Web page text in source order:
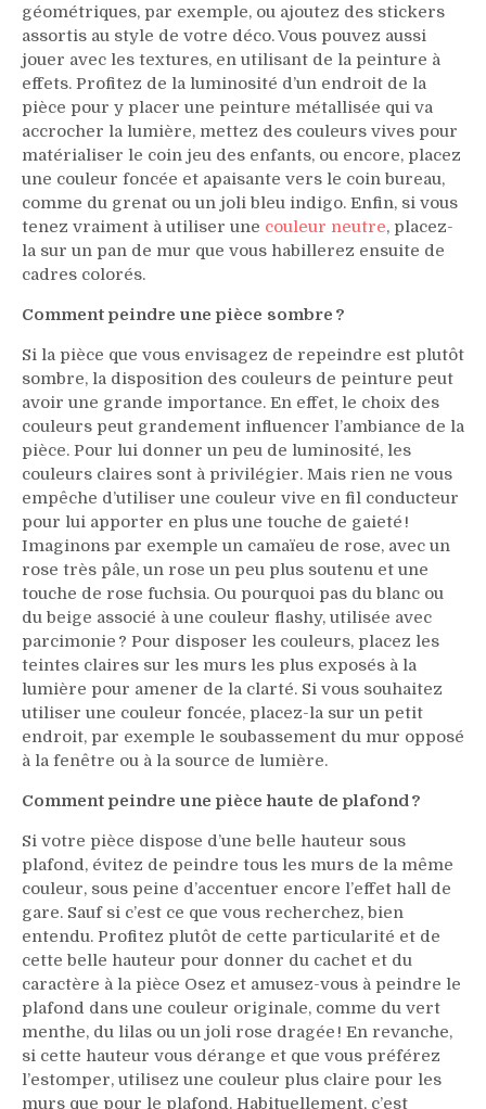
géométriques, par exemple, ou ajoutez des stickers
assortis au style de votre déco. Vous pouvez aussi
jouer avec les textures, en utilisant de la peinture à
effets. Profitez de la luminosité d’un endroit de la
pièce pour y placer une peinture métallisée qui va
accrocher la lumière, mettez des couleurs vives pour
matérialiser le coin jeu des enfants, ou encore, placez
une couleur foncée et apaisante vers le coin bureau,
comme du grenat ou un joli bleu indigo. Enfin, si vous
tenez vraiment à utiliser une couleur neutre, placez-
la sur un pan de mur que vous habillerez ensuite de
cadres colorés.
Comment peindre une pièce sombre ?
Si la pièce que vous envisagez de repeindre est plutôt
sombre, la disposition des couleurs de peinture peut
avoir une grande importance. En effet, le choix des
couleurs peut grandement influencer l’ambiance de la
pièce. Pour lui donner un peu de luminosité, les
couleurs claires sont à privilégier. Mais rien ne vous
empêche d’utiliser une couleur vive en fil conducteur
pour lui apporter en plus une touche de gaieté !
Imaginons par exemple un camaïeu de rose, avec un
rose très pâle, un rose un peu plus soutenu et une
touche de rose fuchsia. Ou pourquoi pas du blanc ou
du beige associé à une couleur flashy, utilisée avec
parcimonie ? Pour disposer les couleurs, placez les
teintes claires sur les murs les plus exposés à la
lumière pour amener de la clarté. Si vous souhaitez
utiliser une couleur foncée, placez-la sur un petit
endroit, par exemple le soubassement du mur opposé
à la fenêtre ou à la source de lumière.
Comment peindre une pièce haute de plafond ?
Si votre pièce dispose d’une belle hauteur sous
plafond, évitez de peindre tous les murs de la même
couleur, sous peine d’accentuer encore l’effet hall de
gare. Sauf si c’est ce que vous recherchez, bien
entendu. Profitez plutôt de cette particularité et de
cette belle hauteur pour donner du cachet et du
caractère à la pièce Osez et amusez-vous à peindre le
plafond dans une couleur originale, comme du vert
menthe, du lilas ou un joli rose dragée ! En revanche,
si cette hauteur vous dérange et que vous préférez
l’estomper, utilisez une couleur plus claire pour les
murs que pour le plafond. Habituellement, c’est